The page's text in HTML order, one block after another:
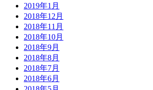
2019年1月
2018年12月
2018年11月
2018年10月
2018年9月
2018年8月
2018年7月
2018年6月